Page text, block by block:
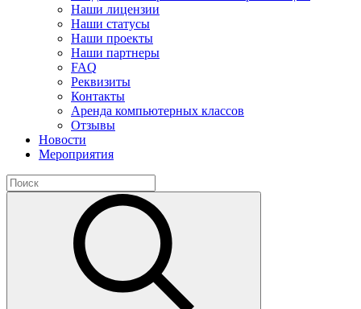
Наши лицензии
Наши статусы
Наши проекты
Наши партнеры
FAQ
Реквизиты
Контакты
Аренда компьютерных классов
Отзывы
Новости
Мероприятия